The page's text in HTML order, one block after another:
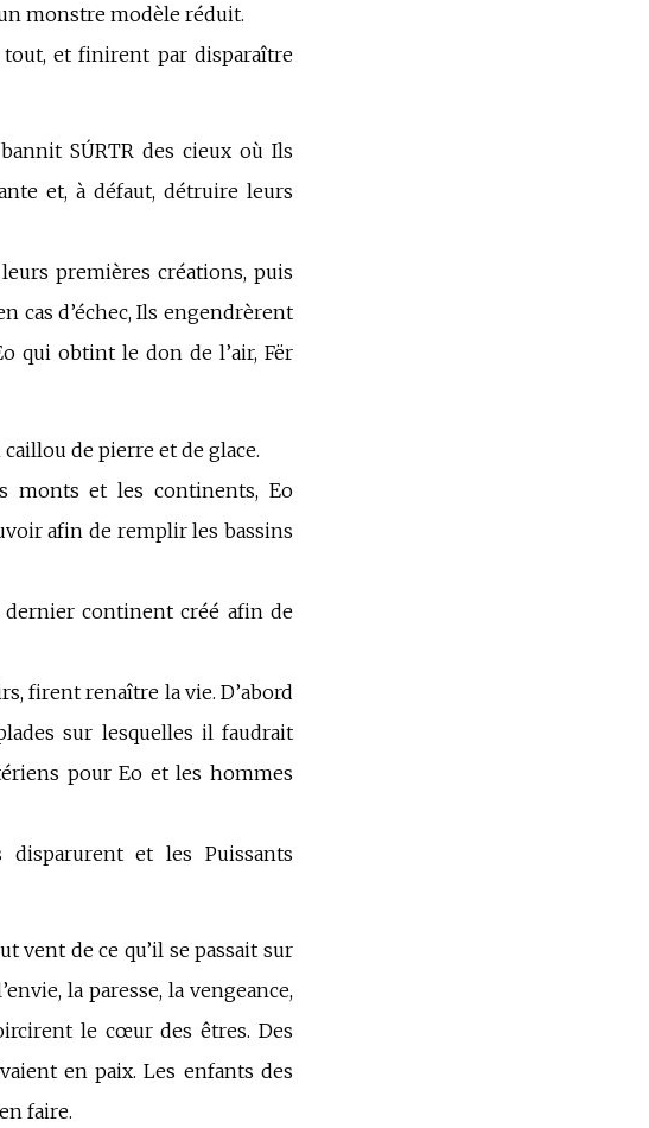
monstre modèle réduit.
et finirent par disparaître
bannit SÚRTR des cieux où Ils
et, à défaut, détruire leurs
premières créations, puis
cas d’échec, Ils engendrèrent
qui obtint le don de l’air, Fër
de pierre et de glace.
monts et les continents, Eo
afin de remplir les bassins
dernier continent créé afin de
firent renaître la vie. D’abord
sur lesquelles il faudrait
pour Eo et les hommes
disparurent et les Puissants
vent de ce qu’il se passait sur
la paresse, la vengeance,
le cœur des êtres. Des
en paix. Les enfants des
faire.